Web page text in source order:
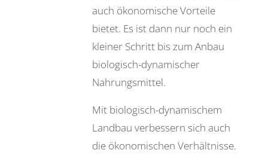
auch ökonomische Vorteile
bietet. Es ist dann nur noch ein
kleiner Schritt bis zum Anbau
biologisch-dynamischer
Nahrungsmittel.
Mit biologisch-dynamischem
Landbau verbessern sich auch
die ökonomischen Verhältnisse.